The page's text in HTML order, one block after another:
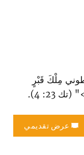
مِلْكَ قَبْرٍ
23: 4).
عرض تقديمي